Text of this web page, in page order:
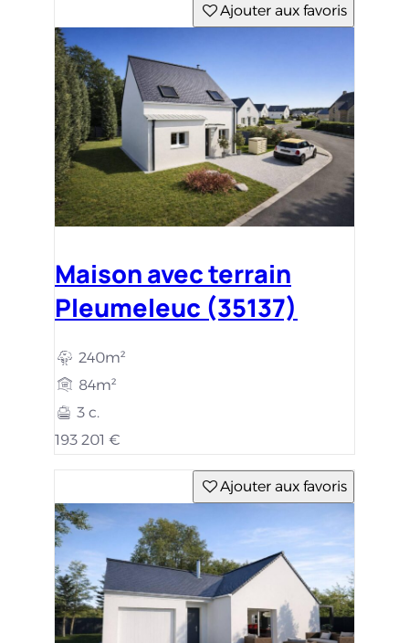
Ajouter aux favoris
Maison avec terrain
Pleumeleuc (35137)
240m²
84m²
3 c.
193 201 €
Ajouter aux favoris